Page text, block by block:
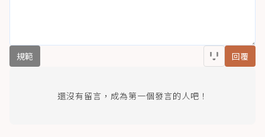
規範 回覆
還沒有留言，成為第一個發言的人吧！